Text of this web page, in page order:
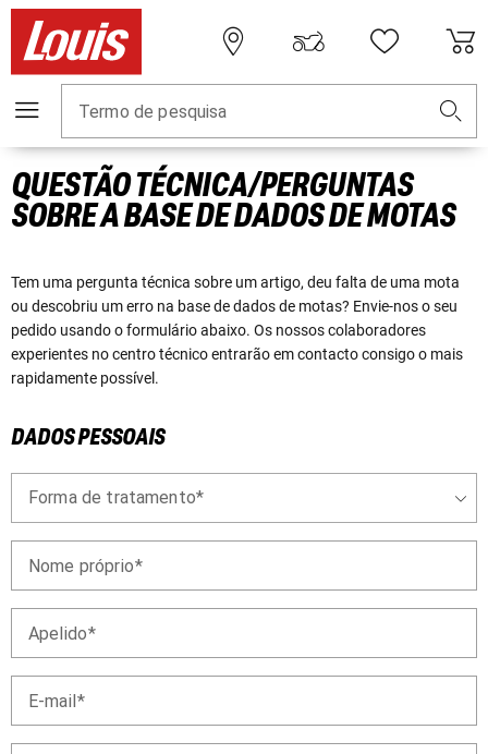
Termo de pesquisa
QUESTÃO TÉCNICA/PERGUNTAS
SOBRE A BASE DE DADOS DE MOTAS
Tem uma pergunta técnica sobre um artigo, deu falta de uma mota
ou descobriu um erro na base de dados de motas? Envie-nos o seu
pedido usando o formulário abaixo. Os nossos colaboradores
experientes no centro técnico entrarão em contacto consigo o mais
rapidamente possível.
DADOS PESSOAIS
Forma de tratamento
Nome próprio
Apelido
E-mail